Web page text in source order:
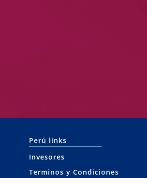
Perú links
Invesores
Terminos y Condiciones